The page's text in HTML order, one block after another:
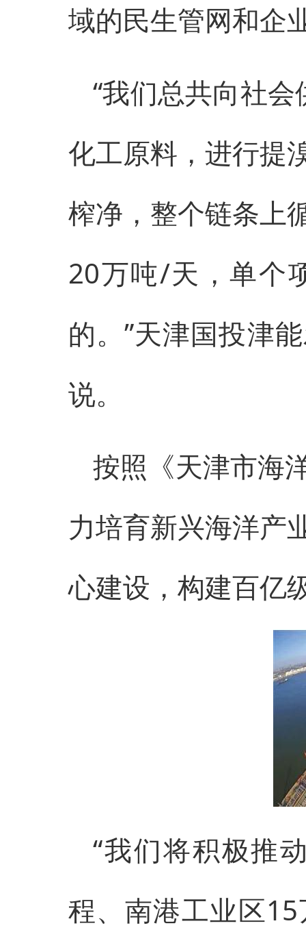
域的民生管网和企
“我们总共向社
化工原料，进行提
榨净，整个链条上
20万吨/天，单个
的。”天津国投津
说。
按照《天津市海
力培育新兴海洋产
心建设，构建百亿
“我们将积极推
程、南港工业区